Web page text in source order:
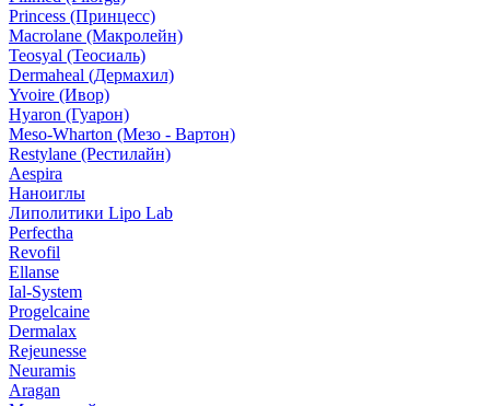
Princess (Принцесс)
Macrolane (Макролейн)
Teosyal (Теосиаль)
Dermaheal (Дермахил)
Yvoire (Ивор)
Hyaron (Гуарон)
Meso-Wharton (Мезо - Вартон)
Restylane (Рестилайн)
Aespira
Наноиглы
Липолитики Lipo Lab
Perfectha
Revofil
Ellanse
Ial-System
Progelcaine
Dermalax
Rejeunesse
Neuramis
Aragan